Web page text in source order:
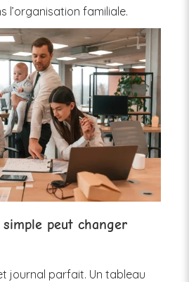
l’organisation familiale.
peut changer
journal parfait. Un tableau